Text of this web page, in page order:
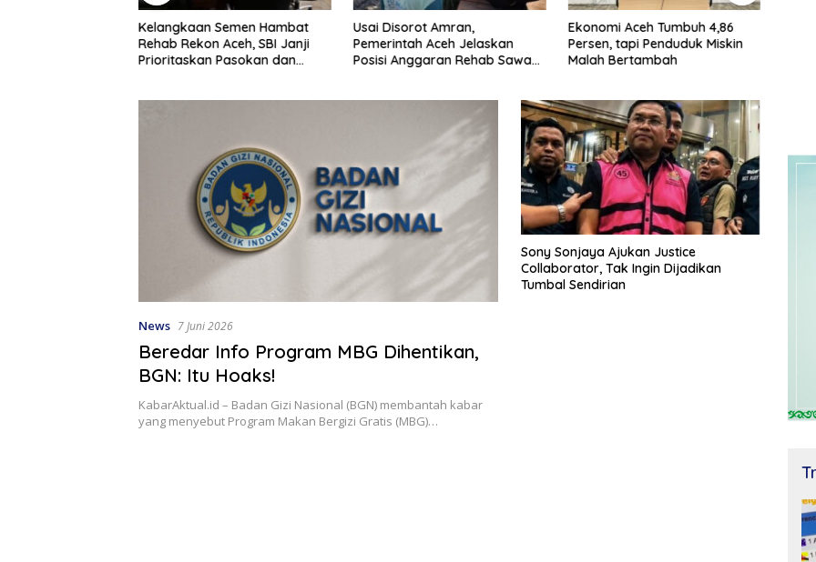
Kelangkaan Semen Hambat
Rehab Rekon Aceh, SBI Janji
Prioritaskan Pasokan dan
Usai Disorot Amran,
Pemerintah Aceh Jelaskan
Posisi Anggaran Rehab Sawah
Ekonomi Aceh Tumbuh 4,86
Persen, tapi Penduduk Miskin
Malah Bertambah
News 7 Juni 2026
Beredar Info Program MBG Dihentikan,
BGN: Itu Hoaks!
KabarAktual.id – Badan Gizi Nasional (BGN) membantah kabar
yang menyebut Program Makan Bergizi Gratis (MBG)…
Sony Sonjaya Ajukan Justice
Collaborator, Tak Ingin Dijadikan
Tumbal Sendirian